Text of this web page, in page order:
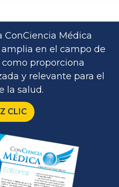
ConCiencia Médica
en el campo de
como proporciona
y relevante para el
la salud.
CLIC